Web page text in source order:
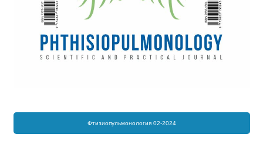
Фтизиопульмонология 02-2024